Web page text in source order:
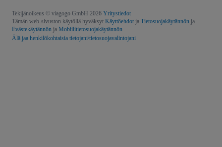
Tekijänoikeus © viagogo GmbH 2026 Yritystiedot
Tämän web-sivuston käytöllä hyväksyt Käyttöehdot ja Tietosuojakäytännön ja
Evästekäytännön ja Mobiilitietosuojakäytännön
Älä jaa henkilökohtaisia tietojani/tietosuojavalintojani